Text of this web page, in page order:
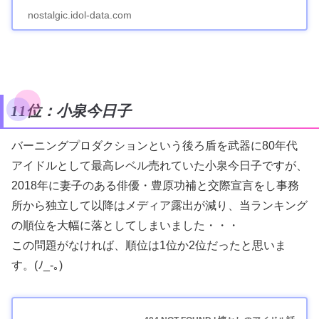
nostalgic.idol-data.com
11位：小泉今日子
バーニングプロダクションという後ろ盾を武器に80年代
アイドルとして最高レベル売れていた小泉今日子ですが、
2018年に妻子のある俳優・豊原功補と交際宣言をし事務
所から独立して以降はメディア露出が減り、当ランキング
の順位を大幅に落としてしまいました・・・
この問題がなければ、順位は1位か2位だったと思いま
す。(ﾉ_-｡)